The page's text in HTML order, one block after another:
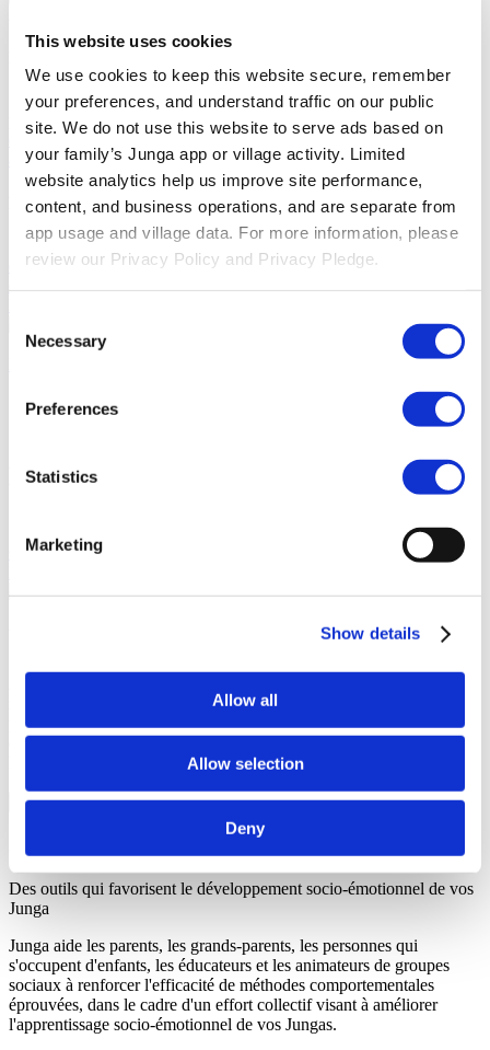
This website uses cookies
We use cookies to keep this website secure, remember
your preferences, and understand traffic on our public
site. We do not use this website to serve ads based on
your family’s Junga app or village activity. Limited
website analytics help us improve site performance,
content, and business operations, and are separate from
app usage and village data. For more information, please
review our Privacy Policy and Privacy Pledge.
Selection
Necessary
Preferences
Statistics
Marketing
Show details
Allow all
Allow selection
Deny
Base De Connaissances Découvrez comment tirer le meilleur
parti de votre expérience Junga.
Connecter
Discutons des
différentes façons dont vous pouvez tirer parti de Junga pour
améliorer vos routines quotidiennes.
Ressources
Engagement En Matière De Confidentialité
Découvrez notre
engagement en matière de confidentialité.
Accessibilité
Se Connecter
Junga Contre Greenlight
Découvrez les similitudes et les
Contactez notre équipe
mais certaines différences fondamentales font de ces deux
plateformes des acteurs parallèles du marché, et non des concurrents
directs. Tous les droits d'auteur et marques déposées appartiennent à
leurs propriétaires respectifs.
Des outils qui favorisent le développement socio-émotionnel de vos
Junga
Junga aide les parents, les grands-parents, les personnes qui
s'occupent d'enfants, les éducateurs et les animateurs de groupes
sociaux à renforcer l'efficacité de méthodes comportementales
éprouvées, dans le cadre d'un effort collectif visant à améliorer
l'apprentissage socio-émotionnel de vos Jungas.